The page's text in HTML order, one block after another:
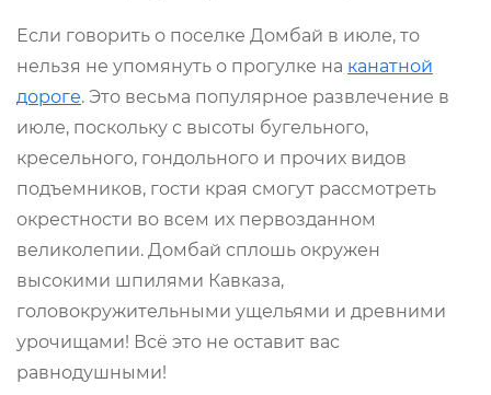
Если говорить о поселке Домбай в июле, то
нельзя не упомянуть о прогулке на канатной
дороге. Это весьма популярное развлечение в
июле, поскольку с высоты бугельного,
кресельного, гондольного и прочих видов
подъемников, гости края смогут рассмотреть
окрестности во всем их первозданном
великолепии. Домбай сплошь окружен
высокими шпилями Кавказа,
головокружительными ущельями и древними
урочищами! Всё это не оставит вас
равнодушными!